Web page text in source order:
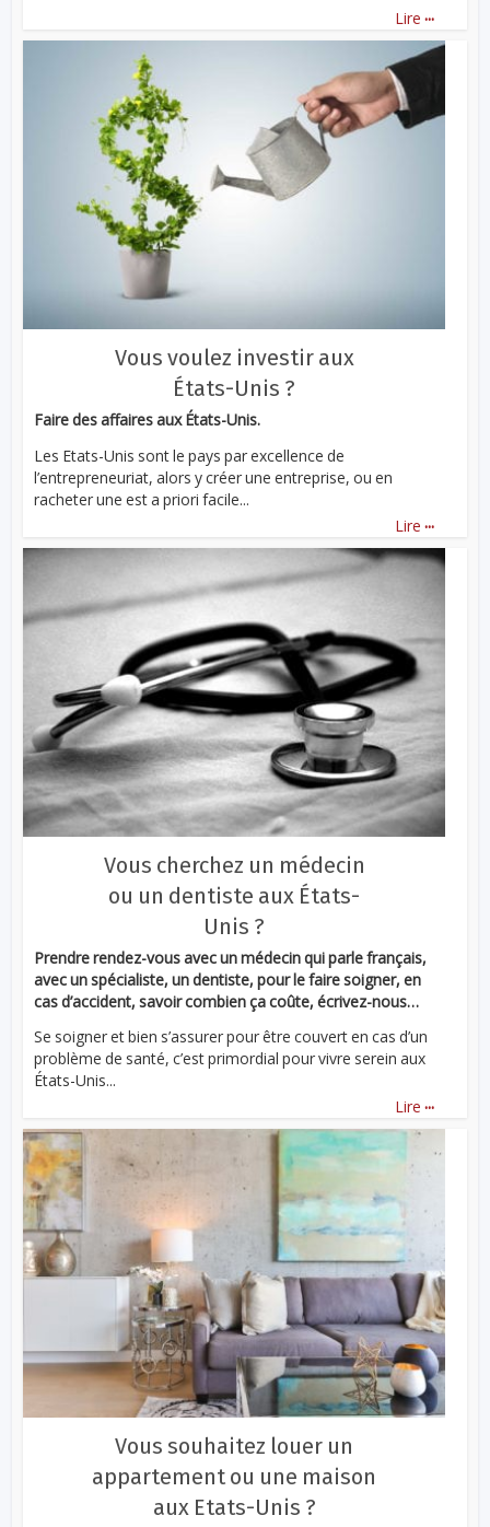
Lire ...
Vous voulez investir aux
États-Unis ?
Faire des affaires aux États-Unis.
Les Etats-Unis sont le pays par excellence de
l’entrepreneuriat, alors y créer une entreprise, ou en
racheter une est a priori facile...
Lire ...
Vous cherchez un médecin
ou un dentiste aux États-
Unis ?
Prendre rendez-vous avec un médecin qui parle français,
avec un spécialiste, un dentiste, pour le faire soigner, en
cas d’accident, savoir combien ça coûte, écrivez-nous…
Se soigner et bien s’assurer pour être couvert en cas d’un
problème de santé, c’est primordial pour vivre serein aux
États-Unis...
Lire ...
Vous souhaitez louer un
appartement ou une maison
aux Etats-Unis ?